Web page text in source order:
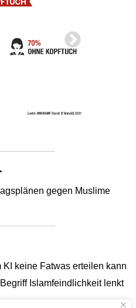
gegen Muslime
KI keine Fatwas erteilen kann
Islamfeindlichkeit lenkt